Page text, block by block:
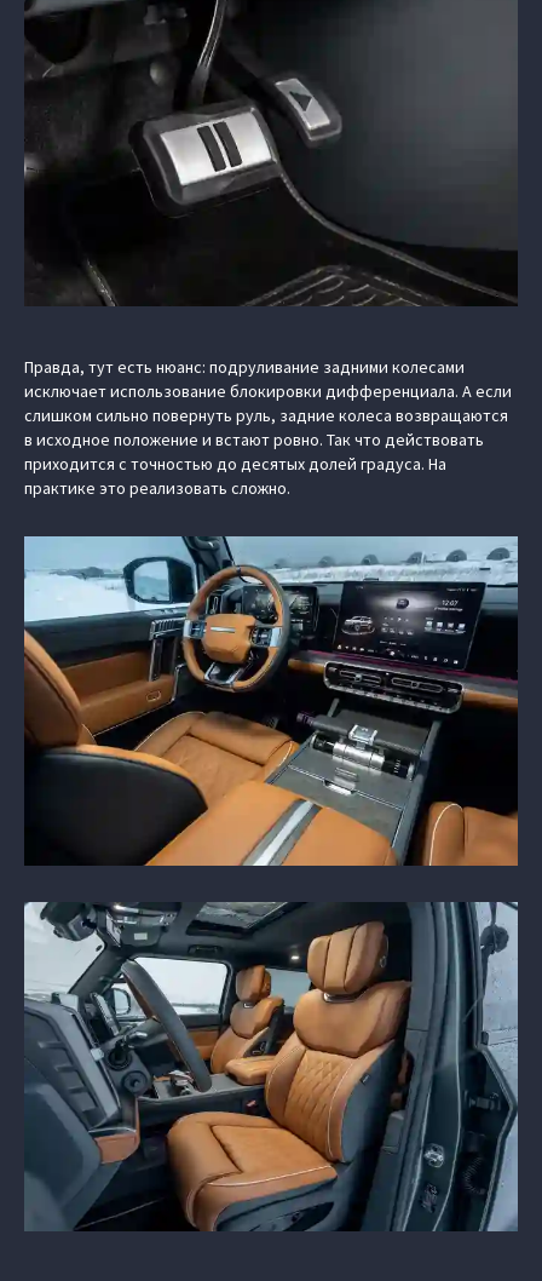
Правда, тут есть нюанс: подруливание задними колесами
исключает использование блокировки дифференциала. А если
слишком сильно повернуть руль, задние колеса возвращаются
в исходное положение и встают ровно. Так что действовать
приходится с точностью до десятых долей градуса. На
практике это реализовать сложно.